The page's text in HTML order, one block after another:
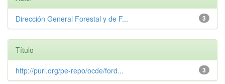
3
Dirección General Forestal y de F...
Título
3
http://purl.org/pe-repo/ocde/ford...